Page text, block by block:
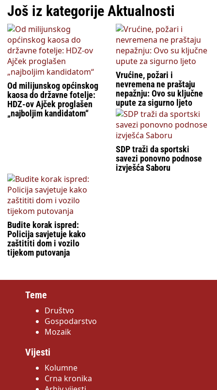
Još iz kategorije Aktualnosti
Od milijunskog općinskog
kaosa do državne fotelje:
HDZ-ov Ajček proglašen
„najboljim kandidatom“
Vrućine, požari i
nevremena ne praštaju
nepažnju: Ovo su ključne
upute za sigurno ljeto
SDP traži da sportski
savezi ponovno podnose
izvješća Saboru
Budite korak ispred:
Policija savjetuje kako
zaštititi dom i vozilo
tijekom putovanja
Teme
Društvo
Gospodarstvo
Mozaik
Vijesti
Kolumne
Crna kronika